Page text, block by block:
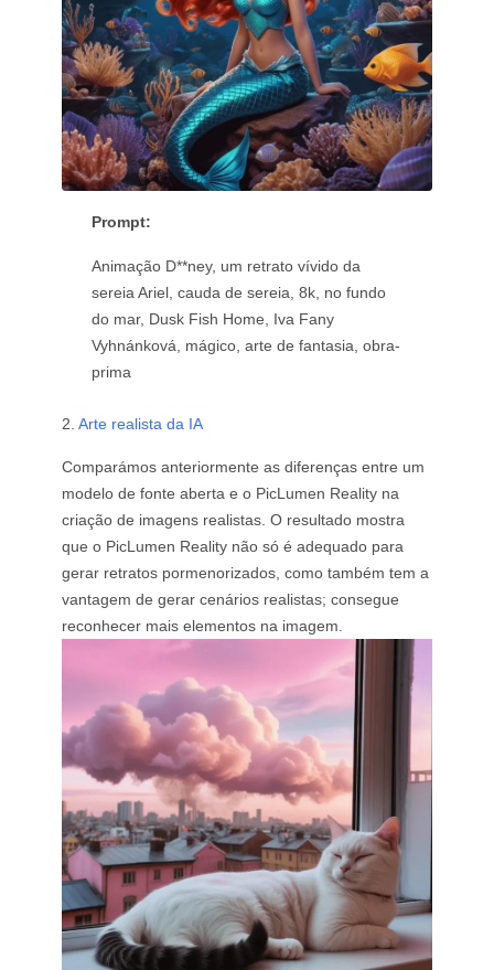
Prompt:
Animação D**ney, um retrato vívido da
sereia Ariel, cauda de sereia, 8k, no fundo
do mar, Dusk Fish Home, Iva Fany
Vyhnánková, mágico, arte de fantasia, obra-
prima
2. Arte realista da IA
Comparámos anteriormente as diferenças entre um
modelo de fonte aberta e o PicLumen Reality na
criação de imagens realistas. O resultado mostra
que o PicLumen Reality não só é adequado para
gerar retratos pormenorizados, como também tem a
vantagem de gerar cenários realistas; consegue
reconhecer mais elementos na imagem.